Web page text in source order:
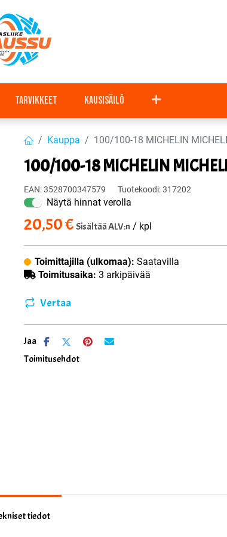
Tarvikkeet Kausisäilö
Kauppa 100/100-18 MICHELIN
100/100-18 MICHELIN
EAN:3528700347579 Tuotekoodi:317202
Näytä hinnat verolla
20,50€ Sisältää ALV:n / kpl
Toimittajilla (ulkomaa): Saatavilla
Toimitusaika: 3 arkipäivää
Vertaa
Jaa
Toimitusehdot
tiedot